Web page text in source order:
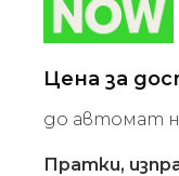
Цена за
до автомат
Пратки,